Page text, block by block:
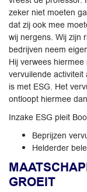
zeker niet moeten
dat zij ook mee
wij nergens. Wij zijn
bedrijven neem
Hij verwees
vervuilende
is met ESG. Het
ontloopt hiermee
Inzake ESG pleit
Beprijzen
Helderder
GROEIT